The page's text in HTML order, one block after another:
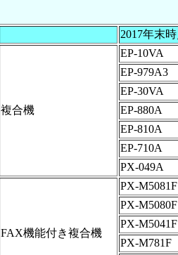
2017年末
複合機
EP-10VA
EP-979A3
EP-30VA
EP-880A
EP-810A
EP-710A
PX-049A
FAX機能付き複合機
PX-M5081F
PX-M5080F
PX-M5041F
PX-M781F